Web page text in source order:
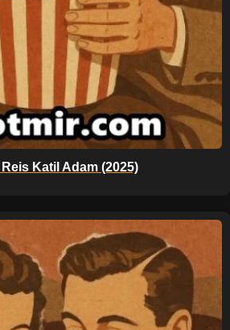
Katil Adam (2025)